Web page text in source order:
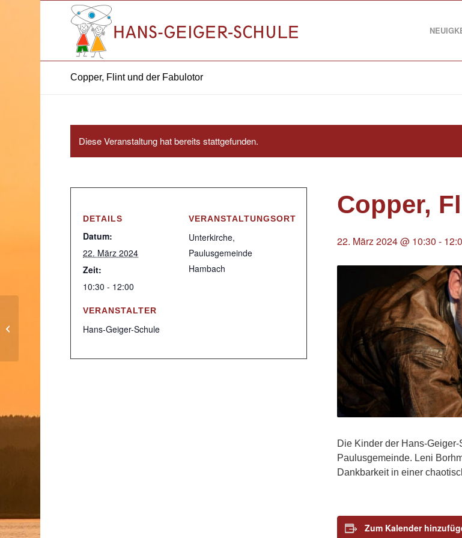
Copper, Flint und der Fabulotor
Diese Veranstaltung hat bereits stattgefunden.
Copper,
22. März 2024 @ 10:30 -
Die Kinder der Hans-
Paulusgemeinde. Leni
Dankbarkeit in einer
Zum Kalender
DETAILS
Datum:
22. März 2024
Zeit:
10:30 - 12:00
VERANSTALTUNGSORT
Unterkirche,
Paulusgemeinde
Hambach
VERANSTALTER
Hans-Geiger-Schule
Anmeldetag für die